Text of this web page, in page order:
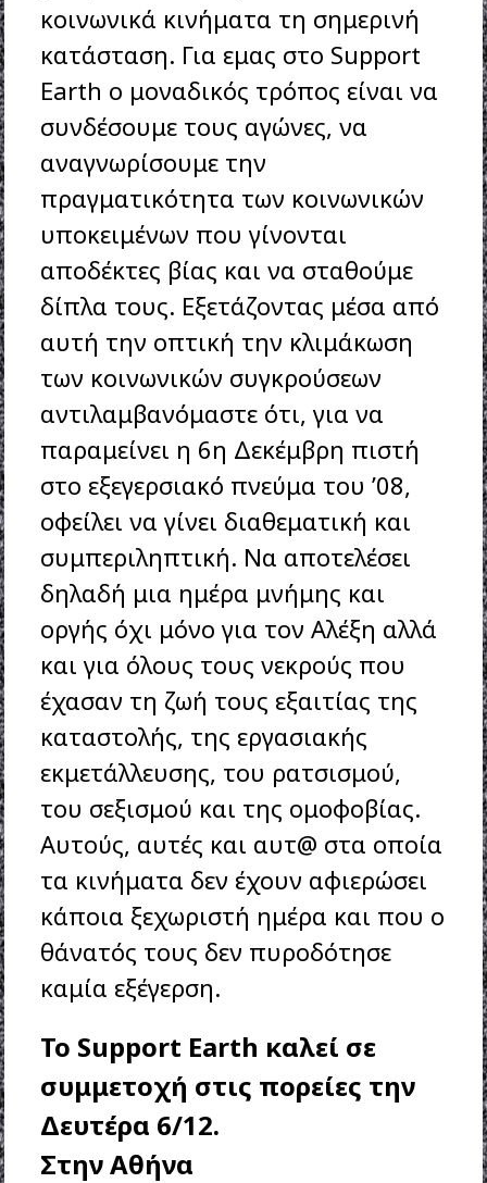
κοινωνικά κινήματα τη σημερινή
κατάσταση. Για εμας στο Support
Earth ο μοναδικός τρόπος είναι να
συνδέσουμε τους αγώνες, να
αναγνωρίσουμε την
πραγματικότητα των κοινωνικών
υποκειμένων που γίνονται
αποδέκτες βίας και να σταθούμε
δίπλα τους. Εξετάζοντας μέσα από
αυτή την οπτική την κλιμάκωση
των κοινωνικών συγκρούσεων
αντιλαμβανόμαστε ότι, για να
παραμείνει η 6η Δεκέμβρη πιστή
στο εξεγερσιακό πνεύμα του ’08,
οφείλει να γίνει διαθεματική και
συμπεριληπτική. Να αποτελέσει
δηλαδή μια ημέρα μνήμης και
οργής όχι μόνο για τον Αλέξη αλλά
και για όλους τους νεκρούς που
έχασαν τη ζωή τους εξαιτίας της
καταστολής, της εργασιακής
εκμετάλλευσης, του ρατσισμού,
του σεξισμού και της ομοφοβίας.
Αυτούς, αυτές και αυτ@ στα οποία
τα κινήματα δεν έχουν αφιερώσει
κάποια ξεχωριστή ημέρα και που ο
θάνατός τους δεν πυροδότησε
καμία εξέγερση.
Το Support Earth καλεί σε
συμμετοχή στις πορείες την
Δευτέρα 6/12.
Στην Αθήνα